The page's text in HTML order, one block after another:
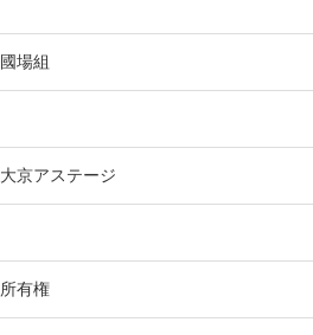
國場組
大京アステージ
所有権